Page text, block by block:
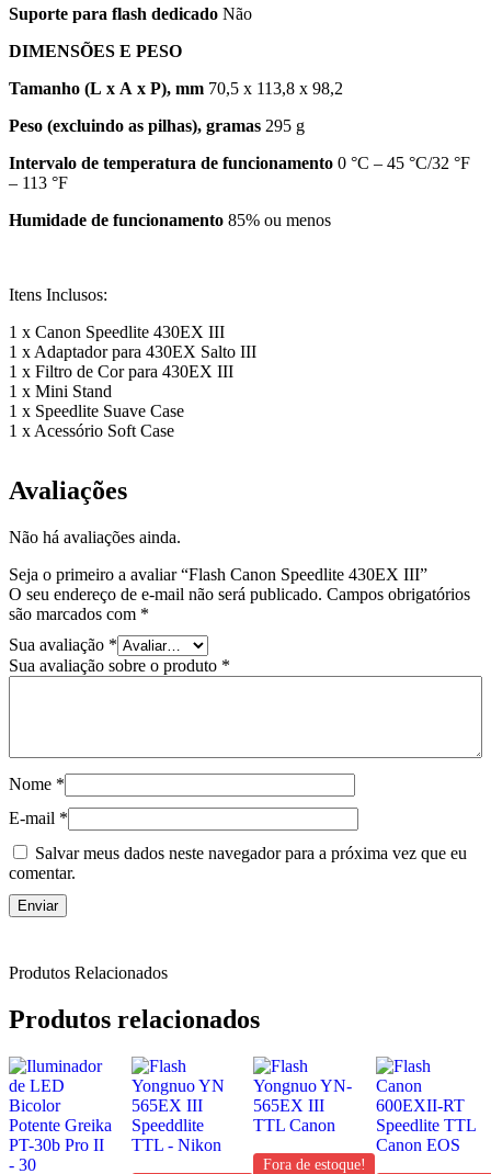
Suporte para flash dedicado Não
DIMENSÕES E PESO
Tamanho (L x A x P), mm 70,5 x 113,8 x 98,2
Peso (excluindo as pilhas), gramas 295 g
Intervalo de temperatura de funcionamento 0 °C – 45 °C/32 °F
– 113 °F
Humidade de funcionamento 85% ou menos
Itens Inclusos:
1 x Canon Speedlite 430EX III
1 x Adaptador para 430EX Salto III
1 x Filtro de Cor para 430EX III
1 x Mini Stand
1 x Speedlite Suave Case
1 x Acessório Soft Case
Avaliações
Não há avaliações ainda.
Seja o primeiro a avaliar “Flash Canon Speedlite 430EX III”
O seu endereço de e-mail não será publicado. Campos obrigatórios
são marcados com *
Sua avaliação *
Sua avaliação sobre o produto *
Nome *
E-mail *
Salvar meus dados neste navegador para a próxima vez que eu
comentar.
Produtos Relacionados
Produtos relacionados
Fora de estoque!